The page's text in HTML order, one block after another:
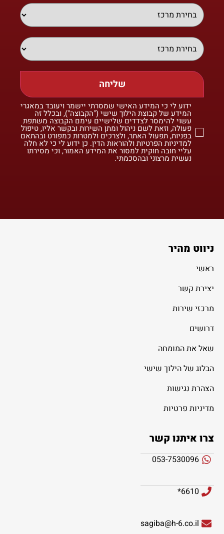
שליחה
ידוע לי כי המידע האישי שמסרתי יישמר ויעובד במאגרי
המידע של קבוצת הילוך שישי ("הקבוצה"), ובכלל זה
עשוי להימסר לצדדים שלישיים עימם הקבוצה משתפת
פעולה, וזאת לשם ניהול ומתן השירות ובקשר אליו, טיפול
בפניות, תפעול האתר, ולצרכים ולמטרות כמפורט ובהתאם
למדיניות הפרטיות ולהוראות הדין. כן ידוע לי כי לא חלה
עליי חובה חוקית למסור את המידע האמור, וכי מסירתו
נעשית מרצוני ובהסכמתי.
ניווט מהיר
ראשי
יצירת קשר
מרכזי שירות
דרושים
שאל את המומחה
הבלוג של הילוך שישי
הצהרת נגישות
מדיניות פרטיות
צרו איתנו קשר
053-7530096
6610*
sagiba@h-6.co.il